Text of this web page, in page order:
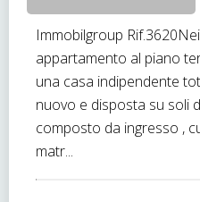
Immobilgroup
appartamento al piano
una casa indipendente
nuovo e disposta su soli
composto da ingresso ,
matr...